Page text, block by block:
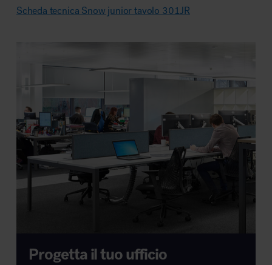
Scheda tecnica Snow junior tavolo 301JR
Progetta il tuo ufficio